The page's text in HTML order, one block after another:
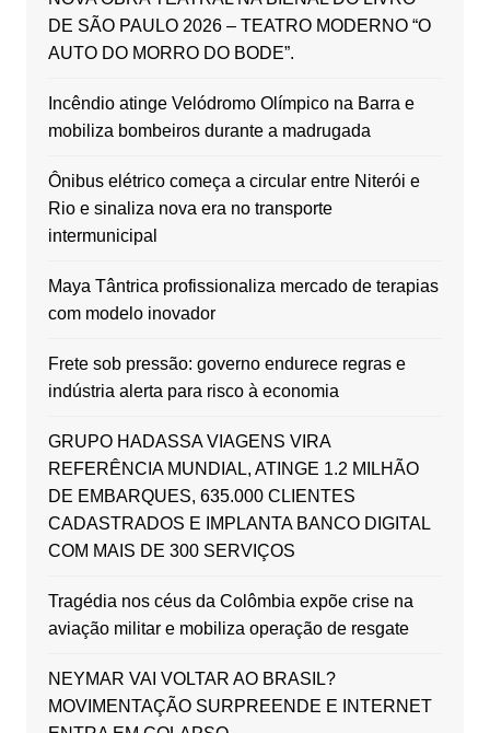
DE SÃO PAULO 2026 – TEATRO MODERNO “O
AUTO DO MORRO DO BODE”.
Incêndio atinge Velódromo Olímpico na Barra e
mobiliza bombeiros durante a madrugada
Ônibus elétrico começa a circular entre Niterói e
Rio e sinaliza nova era no transporte
intermunicipal
Maya Tântrica profissionaliza mercado de terapias
com modelo inovador
Frete sob pressão: governo endurece regras e
indústria alerta para risco à economia
GRUPO HADASSA VIAGENS VIRA
REFERÊNCIA MUNDIAL, ATINGE 1.2 MILHÃO
DE EMBARQUES, 635.000 CLIENTES
CADASTRADOS E IMPLANTA BANCO DIGITAL
COM MAIS DE 300 SERVIÇOS
Tragédia nos céus da Colômbia expõe crise na
aviação militar e mobiliza operação de resgate
NEYMAR VAI VOLTAR AO BRASIL?
MOVIMENTAÇÃO SURPREENDE E INTERNET